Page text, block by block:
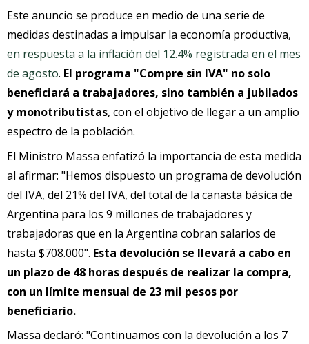
Este anuncio se produce en medio de una serie de
medidas destinadas a impulsar la economía productiva,
en respuesta a la inflación del 12.4% registrada en el mes
de agosto. El programa "Compre sin IVA" no solo
beneficiará a trabajadores, sino también a jubilados
y monotributistas, con el objetivo de llegar a un amplio
espectro de la población.
El Ministro Massa enfatizó la importancia de esta medida
al afirmar: "Hemos dispuesto un programa de devolución
del IVA, del 21% del IVA, del total de la canasta básica de
Argentina para los 9 millones de trabajadores y
trabajadoras que en la Argentina cobran salarios de
hasta $708.000". Esta devolución se llevará a cabo en
un plazo de 48 horas después de realizar la compra,
con un límite mensual de 23 mil pesos por
beneficiario.
Massa declaró: "Continuamos con la devolución a los 7